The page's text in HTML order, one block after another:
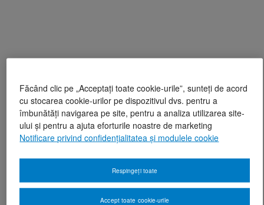
Făcând clic pe „Acceptați toate cookie-urile”, sunteți de acord
cu stocarea cookie-urilor pe dispozitivul dvs. pentru a
îmbunătăți navigarea pe site, pentru a analiza utilizarea site-
ului și pentru a ajuta eforturile noastre de marketing
Notificare privind confidențialitatea și modulele cookie
Respingeți toate
Accept toate cookie-urile